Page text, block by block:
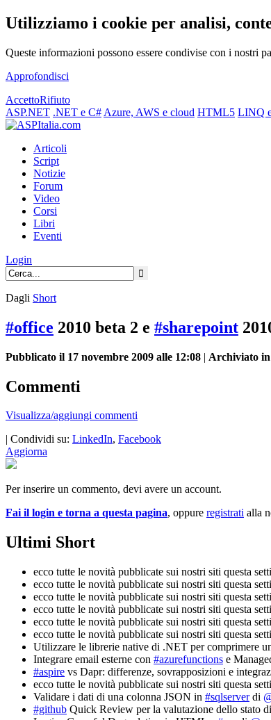
Utilizziamo i cookie per analisi,
Queste informazioni possono essere condivise con i nostri
Approfondisci
AccettoRifiuto
ASP.NET .NET e C# Azure, AWS e cloud HTML5 LINQ
Articoli
Script
Notizie
Forum
Video
Corsi
Libri
Eventi
Login
Dagli Short
#office 2010 beta 2 e #sharepoint
Pubblicato il 17 novembre 2009 alle 12:08 | Archiviato in
Commenti
Visualizza/aggiungi commenti
| Condividi su: LinkedIn, Facebook
Aggiorna
Per inserire un commento, devi avere un account.
Fai il login e torna a questa pagina, oppure registrati alla
Ultimi Short
ecco tutte le novità pubblicate sui nostri siti questa
ecco tutte le novità pubblicate sui nostri siti questa
ecco tutte le novità pubblicate sui nostri siti questa
ecco tutte le novità pubblicate sui nostri siti questa
ecco tutte le novità pubblicate sui nostri siti questa
ecco tutte le novità pubblicate sui nostri siti questa
Utilizzare le librerie native di .NET per comprimere
Integrare email esterne con #azurefunctions e
#aspire vs Dapr: differenze, sovrapposizioni e
ecco tutte le novità pubblicate sui nostri siti questa
Validare i dati di una colonna JSON in #sqlserverdi
#github Quick Review per la valutazione dello stato